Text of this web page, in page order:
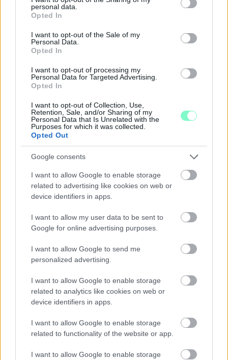
grant or deny consent to Google and its third-party tags to
use your data for below specified purposes in below Google
consent section.
personal data.
Opted In
I want to opt-out of the Sale of my
Personal Data.
Opted In
I want to opt-out of processing my
Personal Data for Targeted Advertising.
Opted In
I want to opt-out of Collection, Use,
Retention, Sale, and/or Sharing of my
Personal Data that Is Unrelated with the
Purposes for which it was collected.
Opted Out
Google consents
I want to allow Google to enable storage
related to advertising like cookies on web or
device identifiers in apps.
I want to allow my user data to be sent to
Google for online advertising purposes.
I want to allow Google to send me
personalized advertising.
I want to allow Google to enable storage
related to analytics like cookies on web or
device identifiers in apps.
I want to allow Google to enable storage
related to functionality of the website or app.
I want to allow Google to enable storage
A GYŐRI AUDI ETO KC PÉNTEKI FELKÉSZÜLÉSI
MÉRKŐZÉSE
Az energiaellátás tehermentesítése érdekében másfél órával
előrébb hozták a Brest Bretagne Handball elleni találkozó
1 hozzászólás